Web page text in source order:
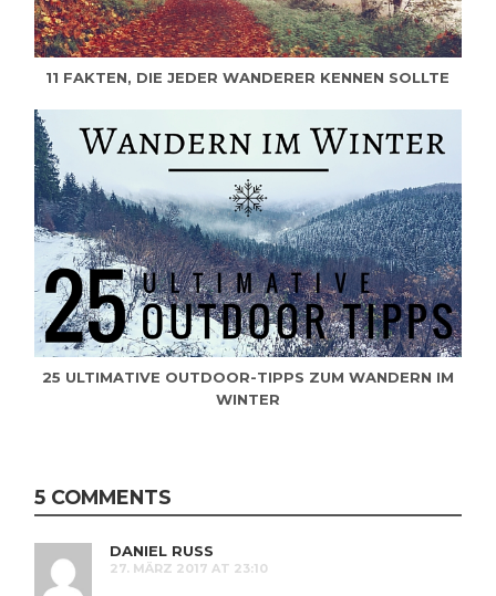
11 FAKTEN, DIE JEDER WANDERER KENNEN SOLLTE
25 ULTIMATIVE OUTDOOR-TIPPS ZUM WANDERN IM
WINTER
5 COMMENTS
DANIEL RUSS
27. MÄRZ 2017 AT 23:10